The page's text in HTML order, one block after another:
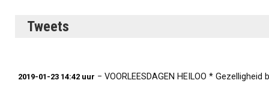
Tweets
2019-01-23 14:42 uur − VOORLEESDAGEN HEILOO * Gezelligheid bij het